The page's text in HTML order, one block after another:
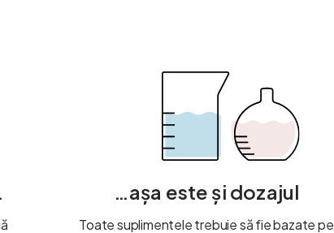
…așa este și dozajul
Toate suplimentele trebuie să fie bazate pe